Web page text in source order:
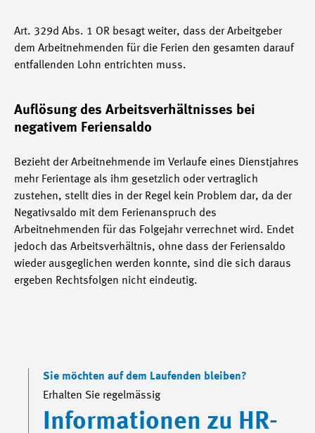
Art. 329d Abs. 1 OR besagt weiter, dass der Arbeitgeber
dem Arbeitnehmenden für die Ferien den gesamten darauf
entfallenden Lohn entrichten muss.
Auflösung des Arbeitsverhältnisses bei
negativem Feriensaldo
Bezieht der Arbeitnehmende im Verlaufe eines Dienstjahres
mehr Ferientage als ihm gesetzlich oder vertraglich
zustehen, stellt dies in der Regel kein Problem dar, da der
Negativsaldo mit dem Ferienanspruch des
Arbeitnehmenden für das Folgejahr verrechnet wird. Endet
jedoch das Arbeitsverhältnis, ohne dass der Feriensaldo
wieder ausgeglichen werden konnte, sind die sich daraus
ergeben Rechtsfolgen nicht eindeutig.
Sie möchten auf dem Laufenden bleiben?
Erhalten Sie regelmässig
Informationen zu HR-